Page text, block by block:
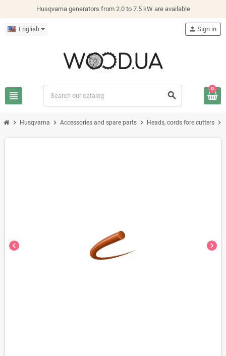
Husqvarna generators from 2.0 to 7.5 kW are available
English
view_headline search
person Sign in
0
chevron_right Husqvarna chevron_right Accessories and spare parts chevron_right Heads, cords fore cutters chevron_right
chevron_left chevron_right